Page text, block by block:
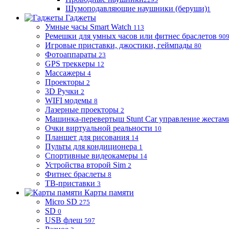
Шумоподавляющие наушники (беруши)1
Гаджеты
Умные часы Smart Watch 113
Ремешки для умных часов или фитнес браслетов 909
Игровые приставки, джостики, геймпады 80
Фотоаппараты 23
GPS треккеры 12
Массажеры 4
Проекторы 2
3D Ручки 2
WIFI модемы 8
Лазерные проекторы 2
Машинка-перевертыш Stunt Car управление
Очки виртуальной реальности 10
Планшет для рисования 14
Пульты для кондиционера 1
Спортивные видеокамеры 14
Устройства второй Sim 2
Фитнес браслеты 8
ТВ-приставки 3
Карты памяти
Micro SD 275
SD 0
USB флеш 597